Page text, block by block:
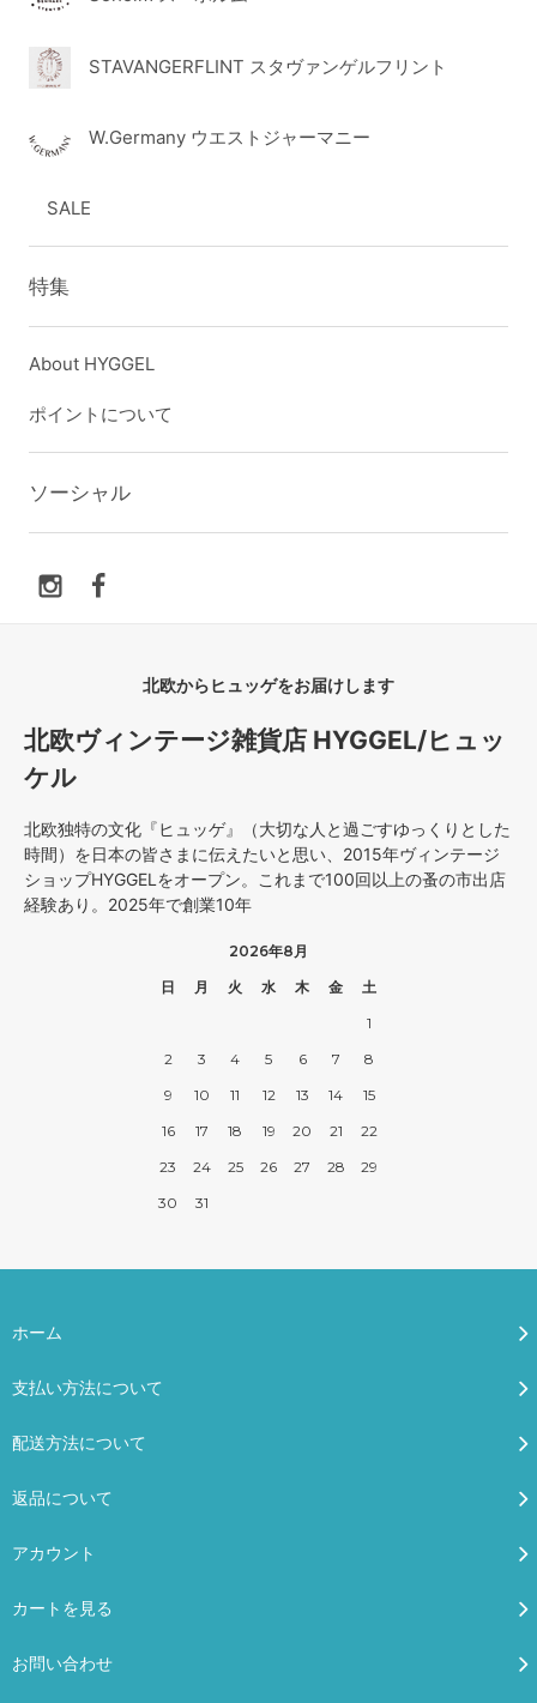
STAVANGERFLINT スタヴァンゲルフリント
W.Germany ウエストジャーマニー
SALE
特集
About HYGGEL
ポイントについて
ソーシャル
北欧からヒュッゲをお届けします
北欧ヴィンテージ雑貨店 HYGGEL/ヒュッ
ケル
北欧独特の文化『ヒュッゲ』（大切な人と過ごすゆっくりとした
時間）を日本の皆さまに伝えたいと思い、2015年ヴィンテージ
ショップHYGGELをオープン。これまで100回以上の蚤の市出店
経験あり。2025年で創業10年
2026年8月
日
月 火 水 木 金
土
1
2
3 4 5 6 7
8
9
10 11 12 13 14
15
16
17 18 19 20 21
22
23
24 25 26 27 28
29
30
31
ホーム
支払い方法について
配送方法について
返品について
アカウント
カートを見る
お問い合わせ